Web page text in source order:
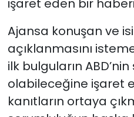
işaret eden bir haberi
Ajansa konuşan ve
açıklanmasını
ilk bulguların
olabileceğine işaret
kanıtların ortaya